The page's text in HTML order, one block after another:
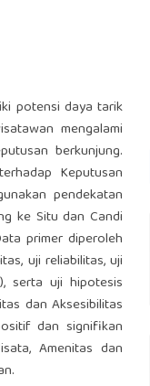
potensi daya tarik
mengalami
berkunjung.
Keputusan
pendekatan
ke Situ dan Candi
primer diperoleh
uji reliabilitas, uji
serta uji hipotesis
dan Aksesibilitas
dan signifikan
Amenitas dan